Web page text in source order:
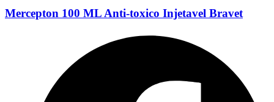
Mercepton 100 ML Anti-toxico Injetavel Bravet